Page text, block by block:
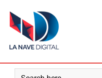
content